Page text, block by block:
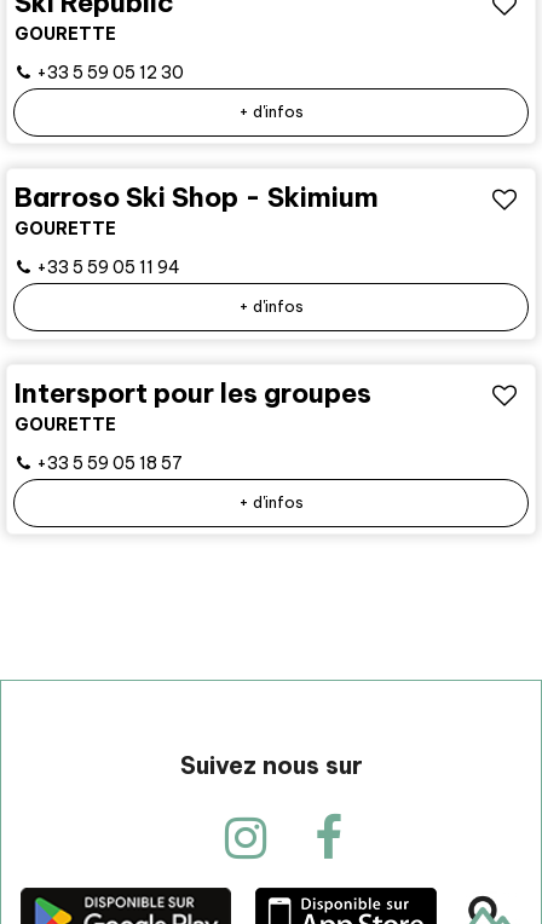
GOURETTE
+33 5 59 05 12 30
+ d'infos
Barroso Ski Shop - Skimium
GOURETTE
+33 5 59 05 11 94
+ d'infos
Intersport pour les groupes
GOURETTE
+33 5 59 05 18 57
+ d'infos
Suivez nous sur